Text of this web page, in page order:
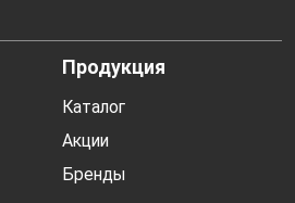
Продукция
Каталог
Акции
Бренды